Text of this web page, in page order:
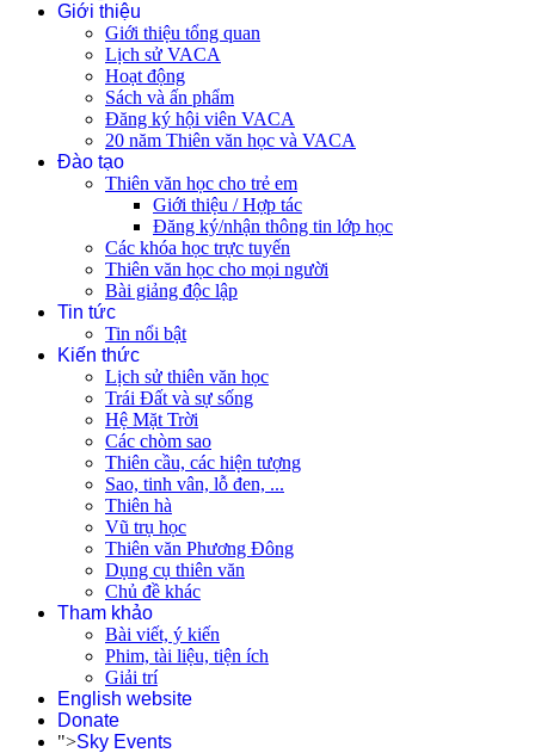
Giới thiệu
Giới thiệu tổng quan
Lịch sử VACA
Hoạt động
Sách và ấn phẩm
Đăng ký hội viên VACA
20 năm Thiên văn học và VACA
Đào tạo
Thiên văn học cho trẻ em
Giới thiệu / Hợp tác
Đăng ký/nhận thông tin lớp học
Các khóa học trực tuyến
Thiên văn học cho mọi người
Bài giảng độc lập
Tin tức
Tin nổi bật
Kiến thức
Lịch sử thiên văn học
Trái Đất và sự sống
Hệ Mặt Trời
Các chòm sao
Thiên cầu, các hiện tượng
Sao, tinh vân, lỗ đen, ...
Thiên hà
Vũ trụ học
Thiên văn Phương Đông
Dụng cụ thiên văn
Chủ đề khác
Tham khảo
Bài viết, ý kiến
Phim, tài liệu, tiện ích
Giải trí
English website
Donate
">Sky Events